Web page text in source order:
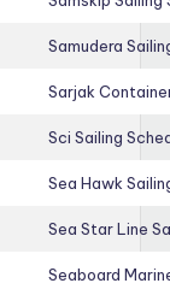
Samudera
Sarjak
Sci Sailing
Sea Hawk
Sea Star Line
Seaboard